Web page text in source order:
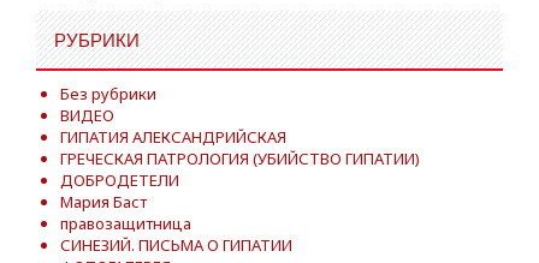
РУБРИКИ
Без рубрики
ВИДЕО
ГИПАТИЯ АЛЕКСАНДРИЙСКАЯ
ГРЕЧЕСКАЯ ПАТРОЛОГИЯ (УБИЙСТВО ГИПАТИИ)
ДОБРОДЕТЕЛИ
Мария Баст
правозащитница
СИНЕЗИЙ. ПИСЬМА О ГИПАТИИ